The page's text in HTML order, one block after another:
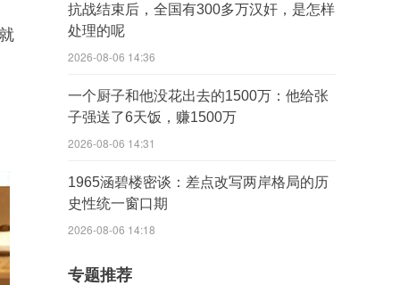
抗战结束后，全国有300多万汉奸，是怎样
处理的呢
2026-08-06 14:36
一个厨子和他没花出去的1500万：他给张
子强送了6天饭，赚1500万
2026-08-06 14:31
1965涵碧楼密谈：差点改写两岸格局的历
史性统一窗口期
2026-08-06 14:18
专题推荐